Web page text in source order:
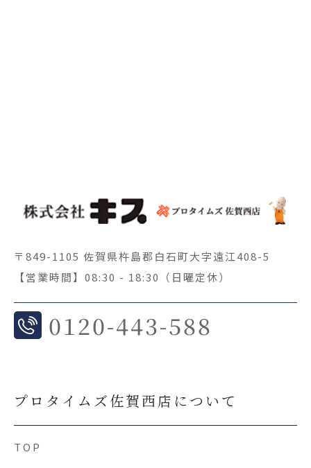
〒849-1105 佐賀県杵島郡白石町大字遠江408-5
【営業時間】08:30 - 18:30（日曜定休）
0120-443-588
プロタイムズ佐賀西店について
TOP